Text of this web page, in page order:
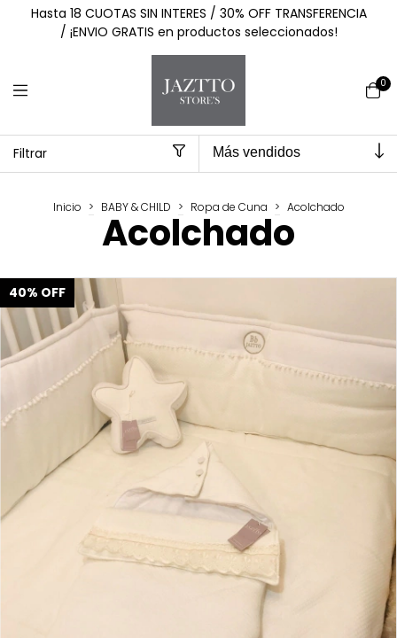
Hasta 18 CUOTAS SIN INTERES / 30% OFF TRANSFERENCIA
/ ¡ENVIO GRATIS en productos seleccionados!
0
Filtrar
Inicio > BABY & CHILD > Ropa de Cuna > Acolchado
Acolchado
40% OFF